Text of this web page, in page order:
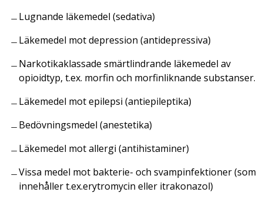
Lugnande läkemedel (sedativa)
Läkemedel mot depression (antidepressiva)
Narkotikaklassade smärtlindrande läkemedel av
opioidtyp, t.ex. morfin och morfinliknande substanser.
Läkemedel mot epilepsi (antiepileptika)
Bedövningsmedel (anestetika)
Läkemedel mot allergi (antihistaminer)
Vissa medel mot bakterie- och svampinfektioner (som
innehåller t.ex.erytromycin eller itrakonazol)